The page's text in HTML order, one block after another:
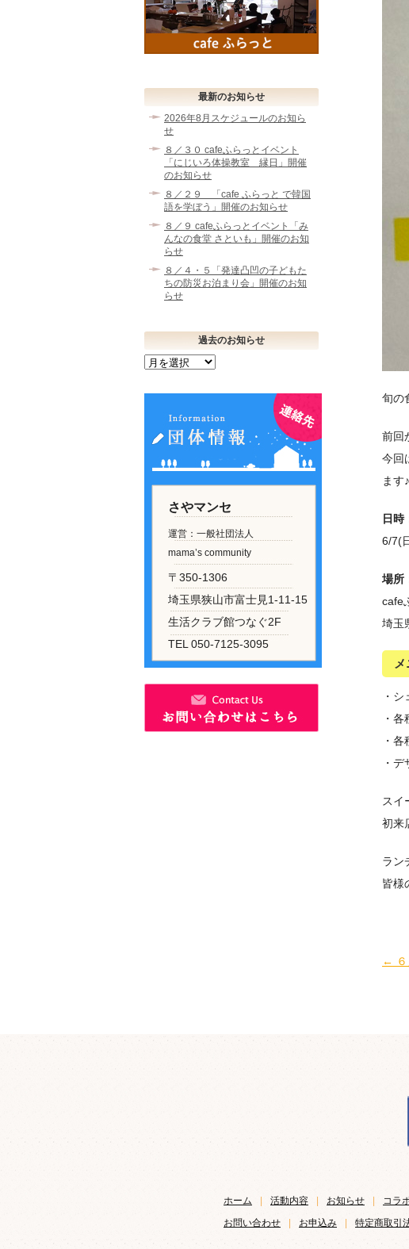
旬の
前回
今回
ます♪
日時
6/7(
場所
cafe
埼玉
・
・
・
・
スイ
初来
ラン
皆様
←
最新のお知らせ
2026年8月スケジュールのお知ら
せ
８／３０ cafeふらっとイベント
「にじいろ体操教室 縁日」開催
のお知らせ
８／２９ 「cafe ふらっと で韓国
語を学ぼう」開催のお知らせ
８／９ cafeふらっとイベント「み
んなの食堂 さといも」開催のお知
らせ
８／４・５「発達凸凹の子どもた
ちの防災お泊まり会」開催のお知
らせ
過去のお知らせ
過
ら
さやマンセ
運営：一般社団法人
mama’s community
〒350-1306
埼玉県狭山市富士見1-11-15
生活クラブ館つなぐ2F
TEL 050-7125-3095
ホーム 活動内容 お知らせ コラ
お問い合わせ
お申込み 特定商取引